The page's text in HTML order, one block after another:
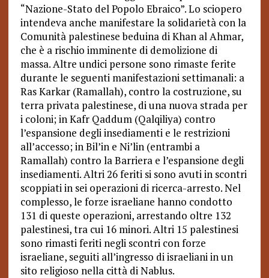
“Nazione-Stato del Popolo Ebraico”. Lo sciopero
intendeva anche manifestare la solidarietà con la
Comunità palestinese beduina di Khan al Ahmar,
che è a rischio imminente di demolizione di
massa. Altre undici persone sono rimaste ferite
durante le seguenti manifestazioni settimanali: a
Ras Karkar (Ramallah), contro la costruzione, su
terra privata palestinese, di una nuova strada per
i coloni; in Kafr Qaddum (Qalqiliya) contro
l’espansione degli insediamenti e le restrizioni
all’accesso; in Bil’in e Ni’lin (entrambi a
Ramallah) contro la Barriera e l’espansione degli
insediamenti. Altri 26 feriti si sono avuti in scontri
scoppiati in sei operazioni di ricerca-arresto. Nel
complesso, le forze israeliane hanno condotto
131 di queste operazioni, arrestando oltre 132
palestinesi, tra cui 16 minori. Altri 15 palestinesi
sono rimasti feriti negli scontri con forze
israeliane, seguiti all’ingresso di israeliani in un
sito religioso nella città di Nablus.